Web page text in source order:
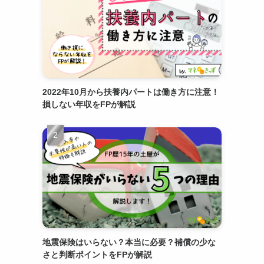
2022年10月から扶養内パートは働き方に注意！
損しない年収をFPが解説
地震保険はいらない？本当に必要？補償の少な
さと判断ポイントをFPが解説